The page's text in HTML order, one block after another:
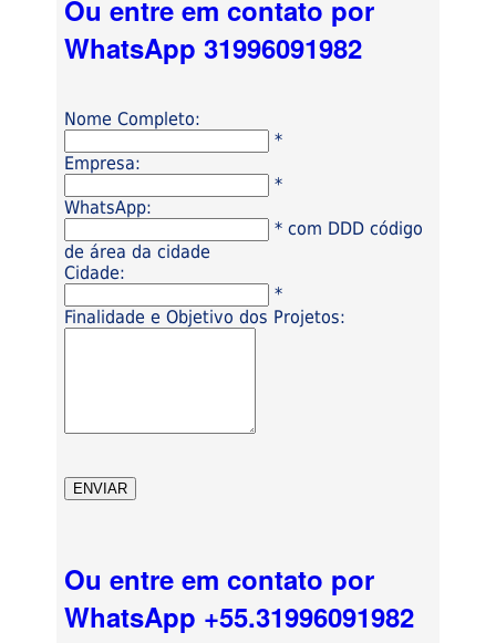
Ou entre em contato por
WhatsApp 31996091982
Nome Completo:
*
Empresa:
*
WhatsApp:
* com DDD código
de área da cidade
Cidade:
*
Finalidade e Objetivo dos Projetos:
Ou entre em contato por
WhatsApp +55.31996091982